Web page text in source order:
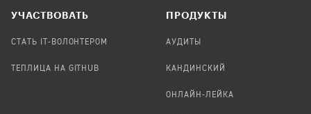
УЧАСТВОВАТЬ
СТАТЬ IT-ВОЛОНТЕРОМ
ТЕПЛИЦА НА GITHUB
ПРОДУКТЫ
АУДИТЫ
КАНДИНСКИЙ
ОНЛАЙН-ЛЕЙКА